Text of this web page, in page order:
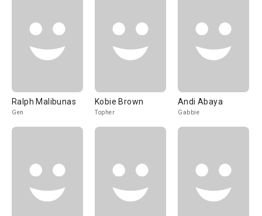
Ralph Malibunas
Gen
Kobie Brown
Topher
Andi Abaya
Gabbie